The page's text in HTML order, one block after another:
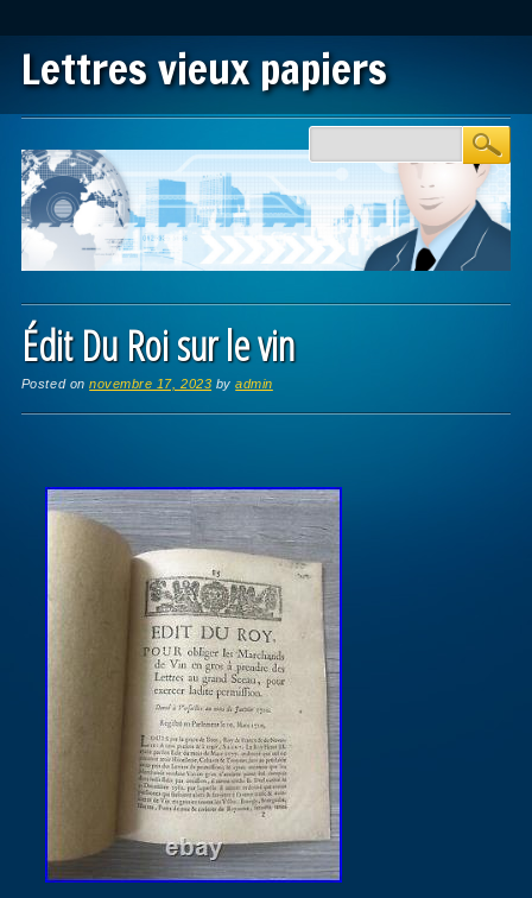
Lettres vieux papiers
Main menu
Édit Du Roi sur le vin
Posted onnovembre 17, 2023 byadmin